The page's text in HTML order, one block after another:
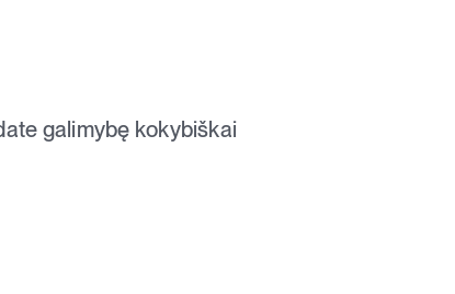
galimybę kokybiškai